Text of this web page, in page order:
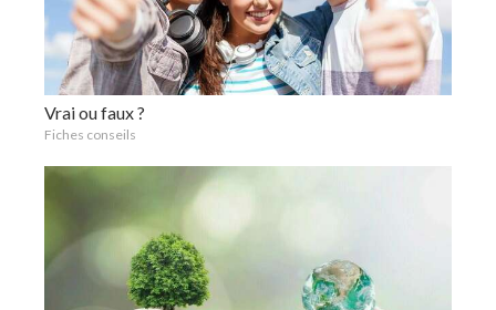
Vrai ou faux ?
Fiches conseils